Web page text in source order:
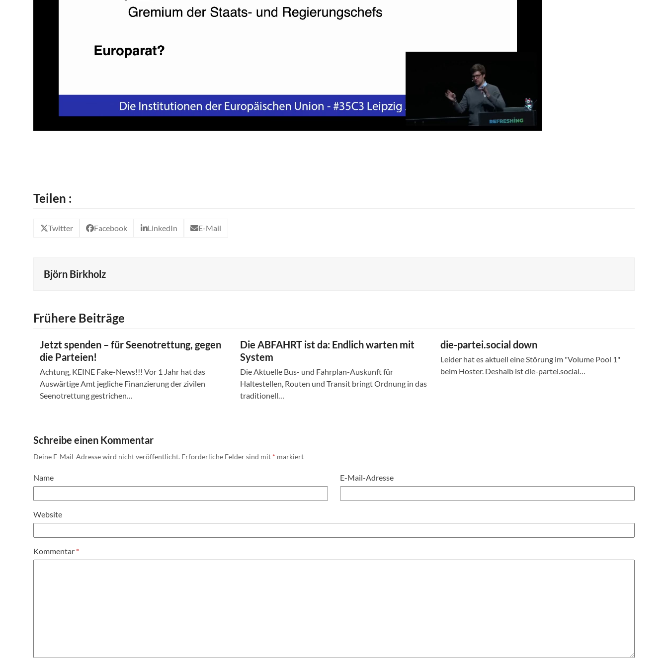
Teilen :
Twitter Facebook LinkedIn E-Mail
Björn Birkholz
Frühere Beiträge
Jetzt spenden – für Seenotrettung, gegen
die Parteien!
Achtung, KEINE Fake-News!!! Vor 1 Jahr hat das
Auswärtige Amt jegliche Finanzierung der zivilen
Seenotrettung gestrichen…
Die ABFAHRT ist da: Endlich warten mit
System
Die Aktuelle Bus- und Fahrplan-Auskunft für
Haltestellen, Routen und Transit bringt Ordnung in das
traditionell…
die-partei.social down
Leider hat es aktuell eine Störung im "Volume Pool 1"
beim Hoster. Deshalb ist die-partei.social…
Schreibe einen Kommentar
Deine E-Mail-Adresse wird nicht veröffentlicht. Erforderliche Felder sind mit * markiert
Name E-Mail-Adresse
Website
Kommentar *